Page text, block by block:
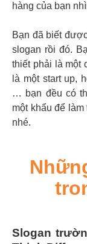
hàng của bạn
Bạn đã biết
slogan rồi đó.
thiết phải là một
là một start up,
… bạn đều có
một khẩu để
nhé.
Slogan